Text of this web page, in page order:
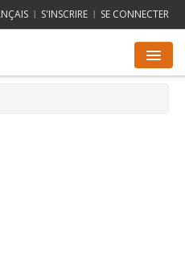
| S'INSCRIRE | SE CONNECTER